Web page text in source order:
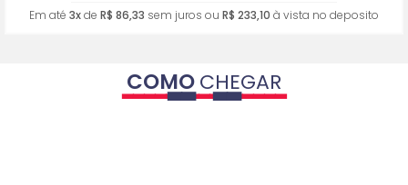
Em até 3xde R$ 86,33 sem juros ou R$ 233,10 à vista no deposito
COMOCHEGAR